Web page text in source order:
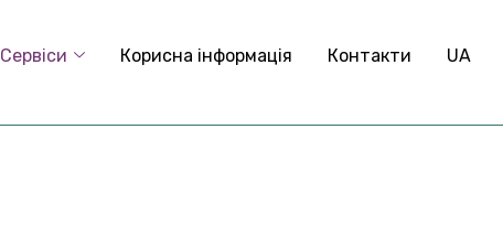
Сервіси Корисна інформація Контакти UA